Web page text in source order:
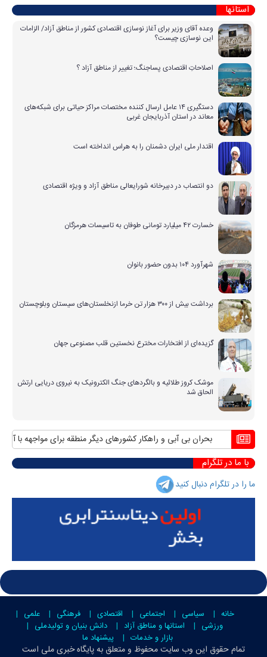
استانها
وعده آقای وزیر برای آغاز نوسازی اقتصادی کشور از مناطق آزاد/ الزامات
این نوسازی چیست؟
اصلاحاتِ اقتصادی پساجنگ؛ تغییر از مناطق آزاد ؟
دستگیری ۱۴ عامل ارسال کننده مختصات مراکز حیاتی برای شبکه‌های
معاند در استان آذربایجان غربی
اقتدار ملی ایران دشمنان را به هراس انداخته است
دو انتصاب در دبیرخانه شورایعالی مناطق آزاد و ویژه اقتصادی
خسارت ۴۲ میلیارد تومانی طوفان به تاسیسات هرمزگان
شهرآورد ۱۰۴ بدون حضور بانوان
برداشت بیش از ۳۰۰ هزار تن خرما ازنخلستان‌های سیستان وبلوچستان
گزیده‌ای از افتخارات مخترع نخستین قلب مصنوعی جهان
موشک کروز طلائیه و بالگردهای جنگ الکترونیک به نیروی دریایی ارتش
الحاق شد
بحران بی آبی و راهکار کشورهای دیگر منطقه برای مواجهه با آن
با ما در تلگرام
ما را در تلگرام دنبال کنید
خانه سیاسی اجتماعی اقتصادی فرهنگی
علمی
ورزشی
استانها و مناطق آزاد
دانش بنیان و تولیدملی
بازار و خدمات
پیشنهاد ما
تمام حقوق این وب سایت محفوظ و متعلق بهپایگاه خبری ملی است